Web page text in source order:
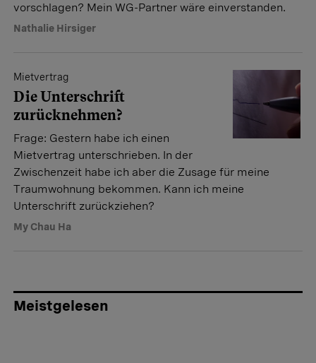
vorschlagen? Mein WG-Partner wäre einverstanden.
Nathalie Hirsiger
Mietvertrag
Die Unterschrift
zurücknehmen?
Frage: Gestern habe ich einen
Mietvertrag unterschrieben. In der
Zwischenzeit habe ich aber die Zusage für meine
Traumwohnung bekommen. Kann ich meine
Unterschrift zurückziehen?
My Chau Ha
Meistgelesen